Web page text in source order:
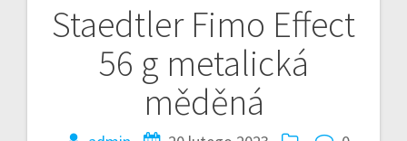
Staedtler Fimo Effect
56 g metalická
měděná
Nawigacja
wpisu